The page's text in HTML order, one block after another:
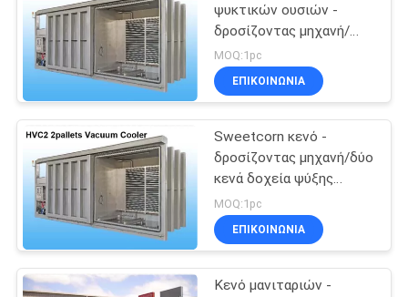
ΕΙΔΉΣΕΙΣ
SITEMAP
PRIVACY
POLICY
ψυκτικών ουσιών -
δροσίζοντας μηχανή/
κενά δοχεία ψύξης
MOQ:1pc
ΕΠΙΚΟΙΝΩΝΊΑ
Sweetcorn κενό -
δροσίζοντας μηχανή/δύο
κενά δοχεία ψύξης
φρούτων παλετών
MOQ:1pc
ΕΠΙΚΟΙΝΩΝΊΑ
Κενό μανιταριών -